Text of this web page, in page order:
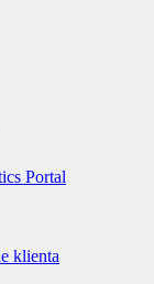
Portal
klienta